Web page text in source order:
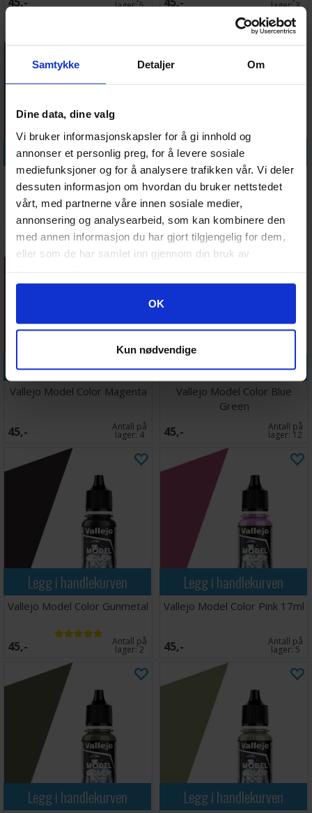
Samtykke Detaljer Om
Dine data, dine valg
Vi bruker informasjonskapsler for å gi innhold og
annonser et personlig preg, for å levere sosiale
mediefunksjoner og for å analysere trafikken vår. Vi deler
dessuten informasjon om hvordan du bruker nettstedet
vårt, med partnerne våre innen sosiale medier,
annonsering og analysearbeid, som kan kombinere den
med annen informasjon du har gjort tilgjengelig for dem,
eller som de har samlet inn gjennom din bruk av
Googles retningslinjer for personvern
OK
Kun nødvendige
lager:5 lager:3
Legg i handlekurven
Vallejo Model Color Basalt
Grey 17ml
45,- lager:5
Legg i handlekurven
Vallejo Model Color Ice Yellow
45,- lager:
Legg i handlekurven
Vallejo Model Color Magenta
45,- Antall på
lager:4
Legg i handlekurven
Vallejo Model Color Blue
Green
45,- Antall på
lager: 12
Legg i handlekurven
Vallejo Model Color Gunmetal
45,- Antall på
lager:2
Legg i handlekurven
Vallejo Model Color Pink 17ml
45,- Antall på
lager:5
Legg i handlekurven Legg i handlekurven